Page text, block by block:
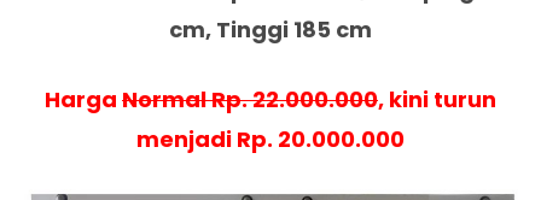
cm, Tinggi 185 cm
Harga Normal Rp. 22.000.000, kini turun
menjadi Rp. 20.000.000